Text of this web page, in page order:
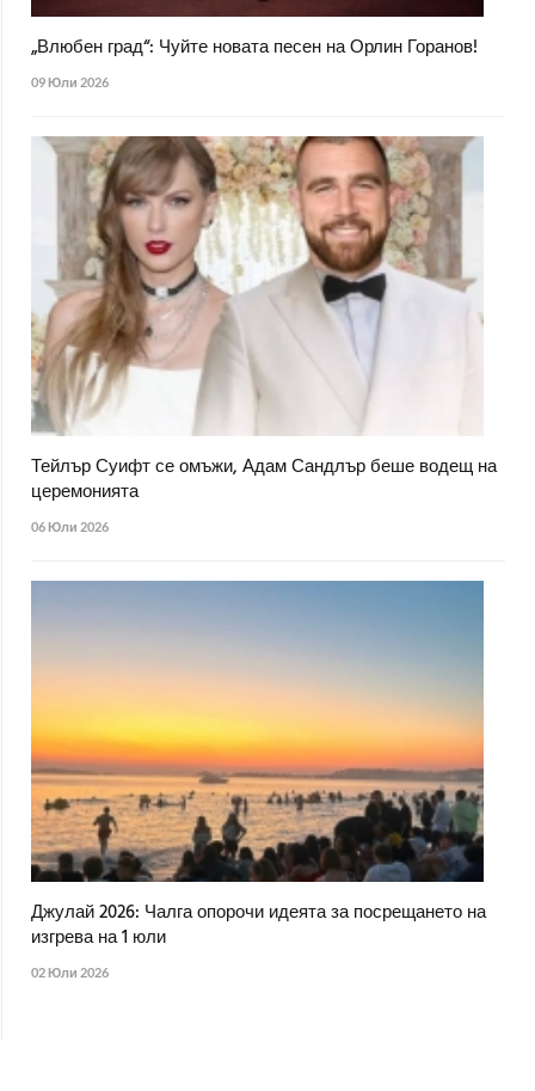
„Влюбен град“: Чуйте новата песен на Орлин Горанов!
09 Юли 2026
Тейлър Суифт се омъжи, Адам Сандлър беше водещ на
церемонията
06 Юли 2026
Джулай 2026: Чалга опорочи идеята за посрещането на
изгрева на 1 юли
02 Юли 2026